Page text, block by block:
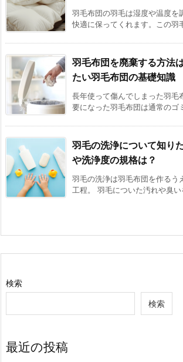
羽毛布団の羽毛は湿度や温度を
快適に保ってくれます。この羽
羽毛布団を廃棄する方法
たい羽毛布団の基礎知識
長年使って傷んでしまった羽毛
要になった羽毛布団は通常のゴ
羽毛の洗浄について知り
や洗浄度の規格は？
羽毛の洗浄は羽毛布団を作るう
工程。 羽毛についた汚れや臭
検索
検索
最近の投稿